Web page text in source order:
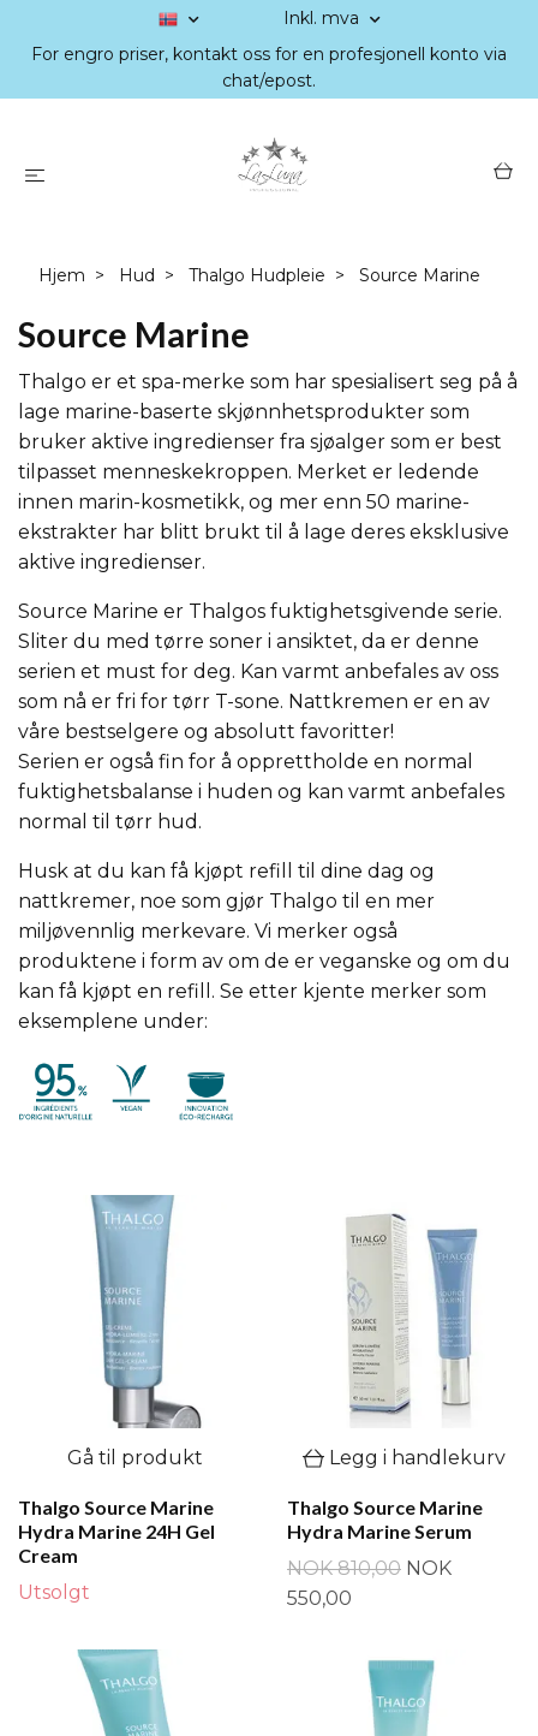
Inkl. mva
For engro priser, kontakt oss for en profesjonell konto via
chat/epost.
Hjem Hud Thalgo Hudpleie Source Marine
Source Marine
Thalgo er et spa-merke som har spesialisert seg på å
lage marine-baserte skjønnhetsprodukter som
bruker aktive ingredienser fra sjøalger som er best
tilpasset menneskekroppen. Merket er ledende
innen marin-kosmetikk, og mer enn 50 marine-
ekstrakter har blitt brukt til å lage deres eksklusive
aktive ingredienser.
Source Marine er Thalgos fuktighetsgivende serie.
Sliter du med tørre soner i ansiktet, da er denne
serien et must for deg. Kan varmt anbefales av oss
som nå er fri for tørr T-sone. Nattkremen er en av
våre bestselgere og absolutt favoritter!
Serien er også fin for å opprettholde en normal
fuktighetsbalanse i huden og kan varmt anbefales
normal til tørr hud.
Husk at du kan få kjøpt refill til dine dag og
nattkremer, noe som gjør Thalgo til en mer
miljøvennlig merkevare. Vi merker også
produktene i form av om de er veganske og om du
kan få kjøpt en refill. Se etter kjente merker som
eksemplene under:
Gå til produkt
Thalgo Source Marine
Hydra Marine 24H Gel
Cream
Utsolgt
Legg i handlekurv
Thalgo Source Marine
Hydra Marine Serum
NOK 810,00 NOK
550,00